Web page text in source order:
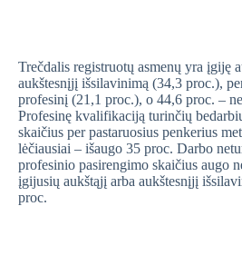
Trečdalis registruotų asmenų yra įgiję
aukštesnįjį išsilavinimą (34,3 proc.),
profesinį (21,1 proc.), o 44,6 proc. –
Profesinę kvalifikaciją turinčių
skaičius per pastaruosius penkerius
lėčiausiai – išaugo 35 proc. Darbo
profesinio pasirengimo skaičius augo
įgijusių aukštąjį arba aukštesnįjį
proc.